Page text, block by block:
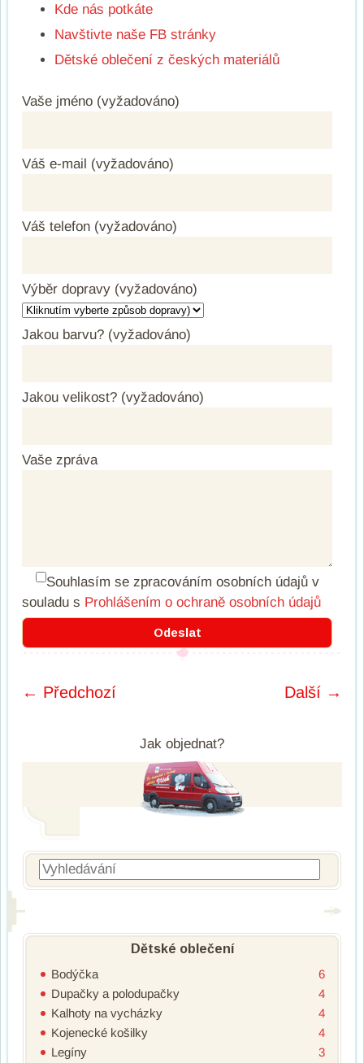
Kde nás potkáte
Navštivte naše FB stránky
Dětské oblečení z českých materiálů
Vaše jméno (vyžadováno)
Váš e-mail (vyžadováno)
Váš telefon (vyžadováno)
Výběr dopravy (vyžadováno)
Jakou barvu? (vyžadováno)
Jakou velikost? (vyžadováno)
Vaše zpráva
Souhlasím se zpracováním osobních údajů v
souladu s Prohlášením o ochraně osobních údajů
← Předchozí Další →
Jak objednat?
Vyhledávání
Dětské oblečení
Bodýčka
6
Dupačky a polodupačky
4
Kalhoty na vycházky
4
Kojenecké košilky
4
Legíny
3